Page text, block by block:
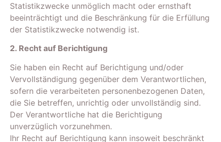
Statistikzwecke unmöglich macht oder ernsthaft
beeinträchtigt und die Beschränkung für die Erfüllung
der Statistikzwecke notwendig ist.
2. Recht auf Berichtigung
Sie haben ein Recht auf Berichtigung und/oder
Vervollständigung gegenüber dem Verantwortlichen,
sofern die verarbeiteten personenbezogenen Daten,
die Sie betreffen, unrichtig oder unvollständig sind.
Der Verantwortliche hat die Berichtigung
unverzüglich vorzunehmen.
Ihr Recht auf Berichtigung kann insoweit beschränkt